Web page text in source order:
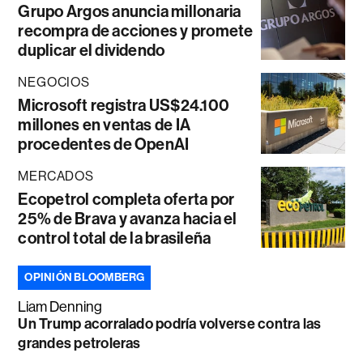
Grupo Argos anuncia millonaria
recompra de acciones y promete
duplicar el dividendo
NEGOCIOS
Microsoft registra US$24.100
millones en ventas de IA
procedentes de OpenAI
MERCADOS
Ecopetrol completa oferta por
25% de Brava y avanza hacia el
control total de la brasileña
OPINIÓN BLOOMBERG
Liam Denning
Un Trump acorralado podría volverse contra las
grandes petroleras